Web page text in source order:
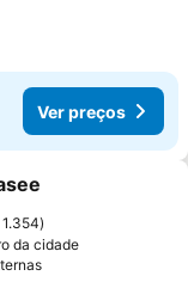
Ver preços
favoritos
1.354
da cidade
Ver preços